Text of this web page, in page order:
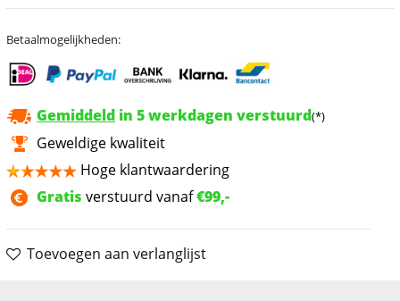
Betaalmogelijkheden:
Gemiddeld in 5 werkdagen verstuurd(*)
Geweldige kwaliteit
Hoge klantwaardering
Gratis verstuurd vanaf€99,-
Toevoegen aan verlanglijst